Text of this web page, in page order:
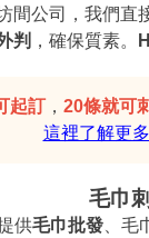
間公司，我們
判 ，確保質素。
起訂， 20條就可
這裡了解更
毛巾
供毛巾批發、毛